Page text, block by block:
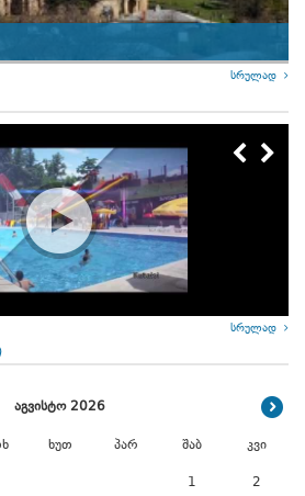
სრულად
სრულად
აგვისტო 2026
ხუთ პარ შაბ კვი
1 2